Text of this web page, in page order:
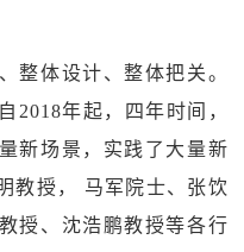
整体设计、整体把关。
2018年起，四年时间，
新场景，实践了大量新
教授， 马军院士、张饮
授、沈浩鹏教授等各行